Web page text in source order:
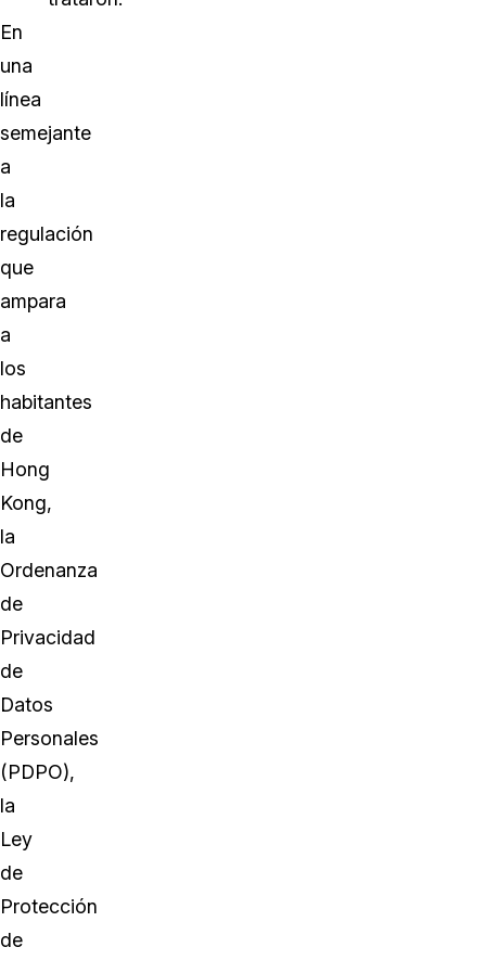
En
una
línea
semejante
a
la
regulación
que
ampara
a
los
habitantes
de
Hong
Kong,
la
Ordenanza
de
Privacidad
de
Datos
Personales
(PDPO),
la
Ley
de
Protección
de